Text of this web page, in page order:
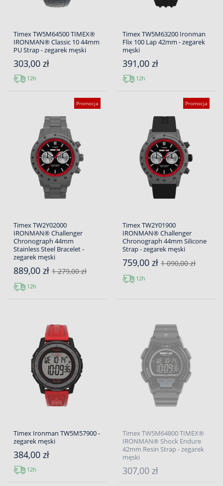
Timex TW5M64500 TIMEX®
IRONMAN® Classic 10 44mm
PU Strap - zegarek męski
303,00 zł
12h
Timex TW5M63200 Ironman
Flix 100 Lap 42mm - zegarek
męski
391,00 zł
12h
Promocja
Timex TW2Y02000
IRONMAN® Challenger
Chronograph 44mm
Stainless Steel Bracelet -
zegarek męski
889,00 zł 1 279,00 zł
12h
Promocja
Timex TW2Y01900
IRONMAN® Challenger
Chronograph 44mm Silicone
Strap - zegarek męski
759,00 zł 1 090,00 zł
12h
Timex Ironman TW5M57900 -
zegarek męski
384,00 zł
12h
Timex TW5M64800 TIMEX®
IRONMAN® Shock Endure
42mm Resin Strap - zegarek
męski
307,00 zł